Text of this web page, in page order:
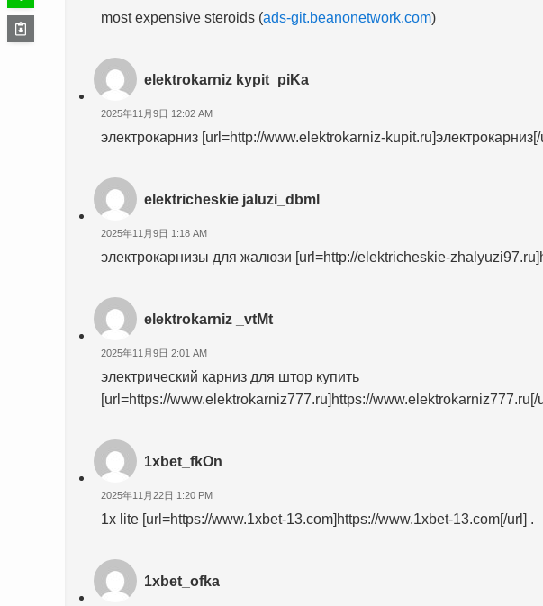
most expensive steroids (ads-git.beanonetwork.com)
elektrokarniz kypit_piKa
2025年11月9日 12:02 AM
электрокарниз [url=http://www.elektrokarniz-kupit.ru]электрокарниз[/
elektricheskie jaluzi_dbml
2025年11月9日 1:18 AM
электрокарнизы для жалюзи [url=http://elektricheskie-
elektrokarniz _vtMt
2025年11月9日 2:01 AM
электрический карниз для штор купить
[url=https://www.elektrokarniz777.ru]https://www.elektrokarniz777.ru[/
1xbet_fkOn
2025年11月22日 1:20 PM
1x lite [url=https://www.1xbet-13.com]https://www.1xbet-13.com[/url] .
1xbet_ofka